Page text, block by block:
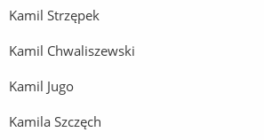
Kamil Strzępek
Kamil Chwaliszewski
Kamil Jugo
Kamila Szczęch